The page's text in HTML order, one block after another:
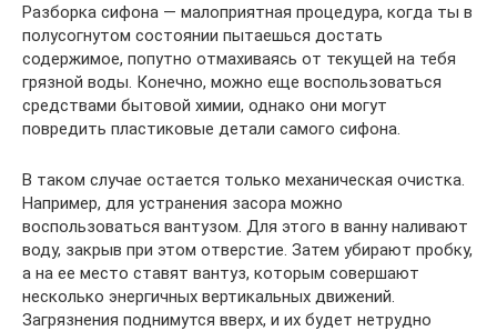
Разборка сифона — малоприятная процедура, когда ты в
полусогнутом состоянии пытаешься достать
содержимое, попутно отмахиваясь от текущей на тебя
грязной воды. Конечно, можно еще воспользоваться
средствами бытовой химии, однако они могут
повредить пластиковые детали самого сифона.
В таком случае остается только механическая очистка.
Например, для устранения засора можно
воспользоваться вантузом. Для этого в ванну наливают
воду, закрыв при этом отверстие. Затем убирают пробку,
а на ее место ставят вантуз, которым совершают
несколько энергичных вертикальных движений.
Загрязнения поднимутся вверх, и их будет нетрудно